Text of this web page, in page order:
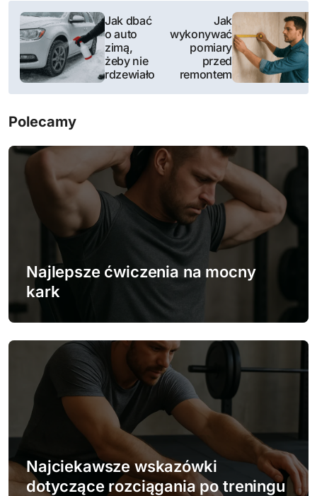
N
w
i
g
a
p
i
Jak dbać
o auto
zimą,
żeby nie
rdzewiało
Jak
wykonywać
pomiary
przed
remontem
Polecamy
Najlepsze ćwiczenia na mocny
kark
Najciekawsze wskazówki
dotyczące rozciągania po treningu